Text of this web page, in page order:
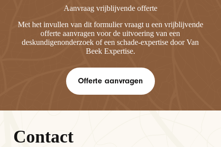
Aanvraag vrijblijvende offerte
Met het invullen van dit formulier vraagt u een vrijblijvende
offerte aanvragen voor de uitvoering van een
deskundigenonderzoek of een schade-expertise door Van
Beek Expertise.
Offerte aanvragen
Contact